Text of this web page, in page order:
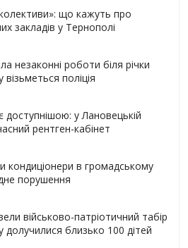
що кажуть про
закладів у Тернополі
незаконні роботи біля річки
поліція
доступнішою: у Лановецькій
рентген-кабінет
кондиціонери в громадському
порушення
військово-патріотичний табір
долучилися близько 100 дітей